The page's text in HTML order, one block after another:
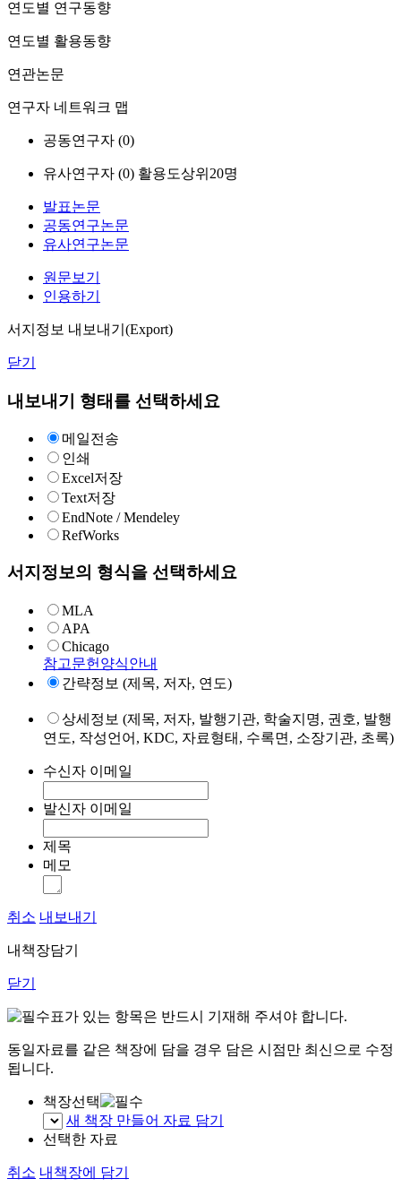
연도별 연구동향
연도별 활용동향
연관논문
연구자 네트워크 맵
공동연구자 (0)
유사연구자 (0) 활용도상위20명
발표논문
공동연구논문
유사연구논문
원문보기
인용하기
서지정보 내보내기(Export)
닫기
내보내기 형태를 선택하세요
메일전송
인쇄
Excel저장
Text저장
EndNote / Mendeley
RefWorks
서지정보의 형식을 선택하세요
MLA
APA
Chicago
참고문헌양식안내
간략정보 (제목, 저자, 연도)
상세정보 (제목, 저자, 발행기관, 학술지명, 권호, 발행
연도, 작성언어, KDC, 자료형태, 수록면, 소장기관, 초록)
수신자 이메일
발신자 이메일
제목
메모
취소 내보내기
내책장담기
닫기
표가 있는 항목은 반드시 기재해 주셔야 합니다.
동일자료를 같은 책장에 담을 경우 담은 시점만 최신으로 수정
됩니다.
책장선택
새 책장 만들어 자료 담기
선택한 자료
취소 내책장에 담기